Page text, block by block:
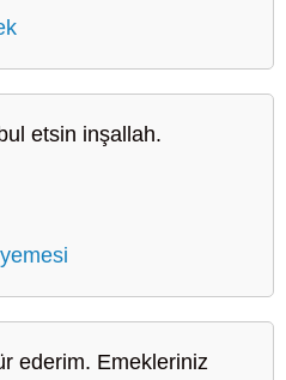
etsin inşallah.
ederim. Emekleriniz